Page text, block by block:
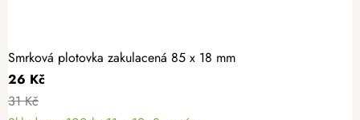
Smrková plotovka zakulacená 85 x 18 mm
26 Kč
31 Kč